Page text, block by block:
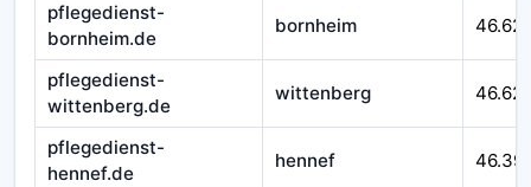
pflegedienst-
bornheim.de
bornheim
pflegedienst-
wittenberg.de
wittenberg 46.621
pflegedienst-
hennef.de
hennef